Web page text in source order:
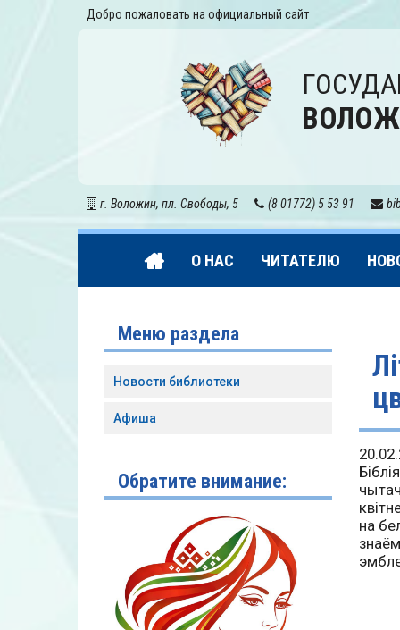
Добро пожаловать на официальный сайт
г. Воложин, пл. Свободы, 5 (8 01772) 5 53 91
О НАС ЧИТАТЕЛЮ
на
Меню раздела
Новости библиотеки
Афиша
Обратите внимание: